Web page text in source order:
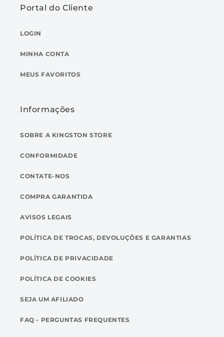
Portal do Cliente
LOGIN
MINHA CONTA
MEUS FAVORITOS
Informações
SOBRE A KINGSTON STORE
CONFORMIDADE
CONTATE-NOS
COMPRA GARANTIDA
AVISOS LEGAIS
POLÍTICA DE TROCAS, DEVOLUÇÕES E GARANTIAS
POLÍTICA DE PRIVACIDADE
POLÍTICA DE COOKIES
SEJA UM AFILIADO
FAQ - PERGUNTAS FREQUENTES